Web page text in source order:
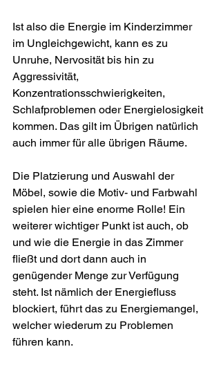
Ist also die Energie im Kinderzimmer
im Ungleichgewicht, kann es zu
Unruhe, Nervosität bis hin zu
Aggressivität,
Konzentrationsschwierigkeiten,
Schlafproblemen oder Energielosigkeit
kommen. Das gilt im Übrigen natürlich
auch immer für alle übrigen Räume.
Die Platzierung und Auswahl der
Möbel, sowie die Motiv- und Farbwahl
spielen hier eine enorme Rolle! Ein
weiterer wichtiger Punkt ist auch, ob
und wie die Energie in das Zimmer
fließt und dort dann auch in
genügender Menge zur Verfügung
steht. Ist nämlich der Energiefluss
blockiert, führt das zu Energiemangel,
welcher wiederum zu Problemen
führen kann.